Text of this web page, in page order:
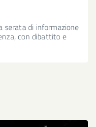
serata di informazione
con dibattito e